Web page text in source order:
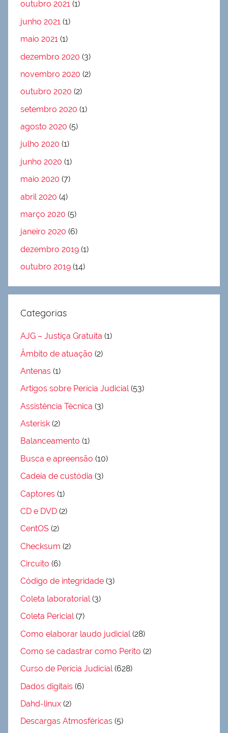
outubro 2021 (1)
junho 2021 (1)
maio 2021 (1)
dezembro 2020 (3)
novembro 2020 (2)
outubro 2020 (2)
setembro 2020 (1)
agosto 2020 (5)
julho 2020 (1)
junho 2020 (1)
maio 2020 (7)
abril 2020 (4)
março 2020 (5)
janeiro 2020 (6)
dezembro 2019 (1)
outubro 2019 (14)
Categorias
AJG – Justiça Gratuita (1)
Âmbito de atuação (2)
Antenas (1)
Artigos sobre Perícia Judicial(53)
Assistência Técnica (3)
Asterisk (2)
Balanceamento (1)
Busca e apreensão (10)
Cadeia de custódia (3)
Captores (1)
CD e DVD (2)
CentOS (2)
Checksum (2)
Circuito (6)
Código de integridade (3)
Coleta laboratorial(3)
Coleta Pericial(7)
Como elaborar laudo judicial (28)
Como se cadastrar como Perito (2)
Curso de Perícia Judicial(628)
Dados digitais (6)
Dahd-linux (2)
Descargas Atmosféricas (5)